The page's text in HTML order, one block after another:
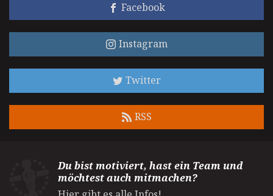
Facebook
Instagram
Twitter
RSS
Du bist motiviert, hast ein Team und
möchtest auch mitmachen?